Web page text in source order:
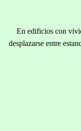
En edificios con
desplazarse entre